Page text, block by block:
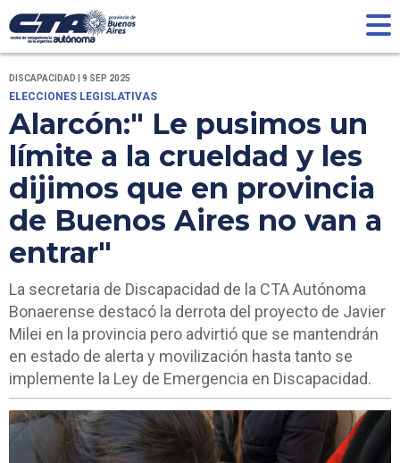
DISCAPACIDAD | 9 SEP 2025
ELECCIONES LEGISLATIVAS
Alarcón:" Le pusimos un
límite a la crueldad y les
dijimos que en provincia
de Buenos Aires no van a
entrar"
La secretaria de Discapacidad de la CTA Autónoma
Bonaerense destacó la derrota del proyecto de Javier
Milei en la provincia pero advirtió que se mantendrán
en estado de alerta y movilización hasta tanto se
implemente la Ley de Emergencia en Discapacidad.